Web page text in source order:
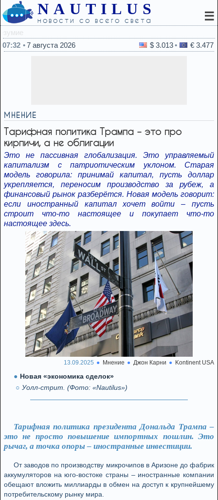
NAUTILUS
новости со всего света ☰
07:32
7 августа 2026 $ 3.013 € 3.477
МНЕНИЕ
Тарифная политика Трампа – это про
кирпичи, а не облигации
Это не пассивная глобализация. Это управляемый
капитализм с патриотическим уклоном. Старая
модель говорила: принимай капитал, пусть доллар
укрепляется, переносим производство за рубеж, а
финансовый рынок разберётся. Новая модель говорит:
если иностранный капитал хочет войти – пусть
строит что-то настоящее и покупает что-то
настоящее здесь.
13.09.2025 Мнение Джон Карни Kontinent USA
Новая «экономика сделок»
Уолл-стрит. (Фото: «Nautilus»)
Тарифная политика президента Дональда Трампа –
это не просто повышение импортных пошлин. Это
рычаг, а точка опоры – иностранные инвестиции.
От заводов по производству микрочипов в Аризоне до фабрик
аккумуляторов на юго-востоке страны – иностранные компании
обещают вложить миллиарды в обмен на доступ к крупнейшему
потребительскому рынку мира.